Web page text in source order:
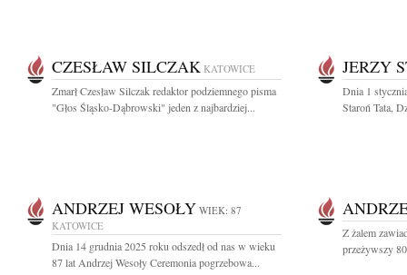
CZESŁAW SILCZAK KATOWICE
Zmarł Czesław Silczak redaktor podziemnego pisma
"Głos Śląsko-Dąbrowski" jeden z najbardziej...
JERZY
Dnia 1
Staroń Tata,
ANDRZEJ WESOŁY WIEK: 87
KATOWICE
Dnia 14 grudnia 2025 roku odszedł od nas w wieku
87 lat Andrzej Wesoły Ceremonia pogrzebowa...
Z żalem
przeżywszy